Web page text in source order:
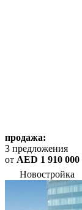
продажа:
3 предложения
от AED 1 910 000
Новостройка